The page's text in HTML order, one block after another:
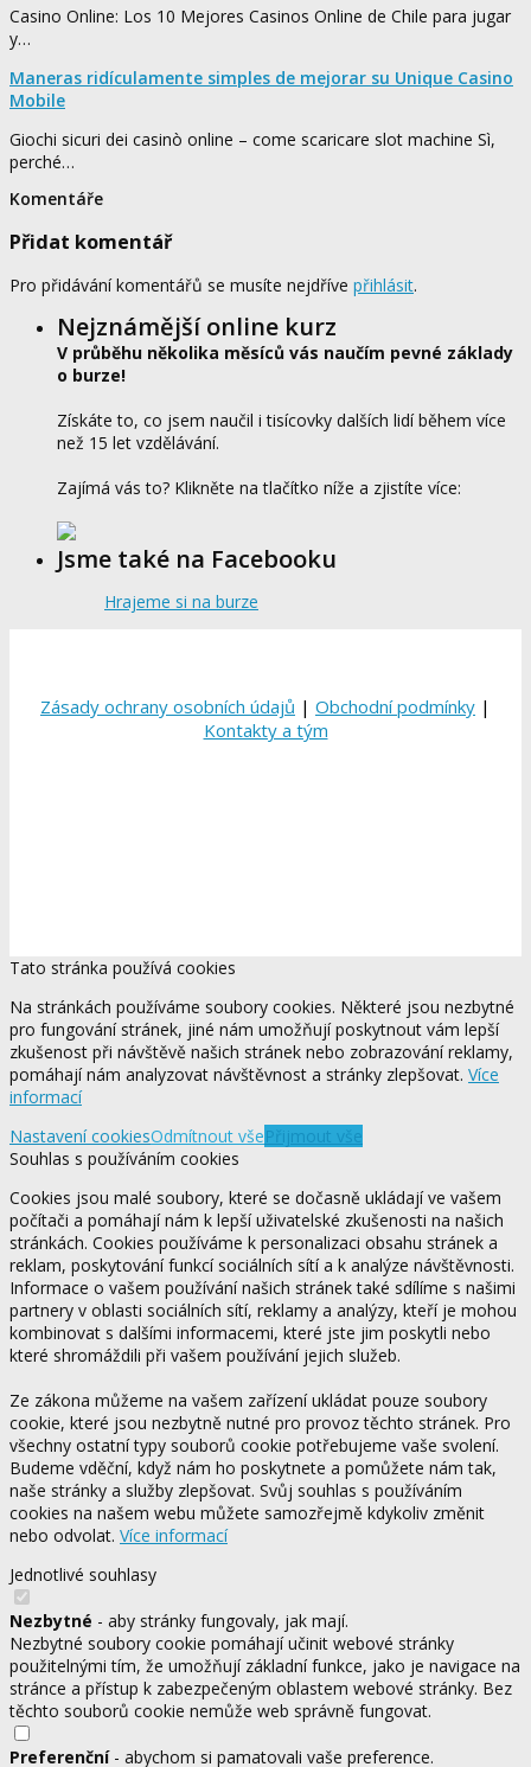
Casino Online: Los 10 Mejores Casinos Online de Chile para jugar
y…
Maneras ridículamente simples de mejorar su Unique Casino
Mobile
Giochi sicuri dei casinò online – come scaricare slot machine Sì,
perché…
Komentáře
Přidat komentář
Pro přidávání komentářů se musíte nejdříve přihlásit.
Nejznámější online kurz
V průběhu několika měsíců vás naučím pevné základy
o burze!
Získáte to, co jsem naučil i tisícovky dalších lidí během více
než 15 let vzdělávání.
Zajímá vás to? Klikněte na tlačítko níže a zjistíte více:
Jsme také na Facebooku
Hrajeme si na burze
Zásady ochrany osobních údajů | Obchodní podmínky |
Kontakty a tým
Tato stránka používá cookies
Na stránkách používáme soubory cookies. Některé jsou nezbytné
pro fungování stránek, jiné nám umožňují poskytnout vám lepší
zkušenost při návštěvě našich stránek nebo zobrazování reklamy,
pomáhají nám analyzovat návštěvnost a stránky zlepšovat. Více
informací
Nastavení cookiesOdmítnout všePřijmout vše
Souhlas s používáním cookies
Cookies jsou malé soubory, které se dočasně ukládají ve vašem
počítači a pomáhají nám k lepší uživatelské zkušenosti na našich
stránkách. Cookies používáme k personalizaci obsahu stránek a
reklam, poskytování funkcí sociálních sítí a k analýze návštěvnosti.
Informace o vašem používání našich stránek také sdílíme s našimi
partnery v oblasti sociálních sítí, reklamy a analýzy, kteří je mohou
kombinovat s dalšími informacemi, které jste jim poskytli nebo
které shromáždili při vašem používání jejich služeb.
Ze zákona můžeme na vašem zařízení ukládat pouze soubory
cookie, které jsou nezbytně nutné pro provoz těchto stránek. Pro
všechny ostatní typy souborů cookie potřebujeme vaše svolení.
Budeme vděční, když nám ho poskytnete a pomůžete nám tak,
naše stránky a služby zlepšovat. Svůj souhlas s používáním
cookies na našem webu můžete samozřejmě kdykoliv změnit
nebo odvolat. Více informací
Jednotlivé souhlasy
Nezbytné - aby stránky fungovaly, jak mají.
Nezbytné soubory cookie pomáhají učinit webové stránky
použitelnými tím, že umožňují základní funkce, jako je navigace na
stránce a přístup k zabezpečeným oblastem webové stránky. Bez
těchto souborů cookie nemůže web správně fungovat.
Preferenční- abychom si pamatovali vaše preference.